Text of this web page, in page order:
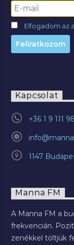
Elfogadom az
Kapcsolat
+36 1 9 111
1147
Manna FM
A Manna FM a
frekvencián.
zenékkel töltjük